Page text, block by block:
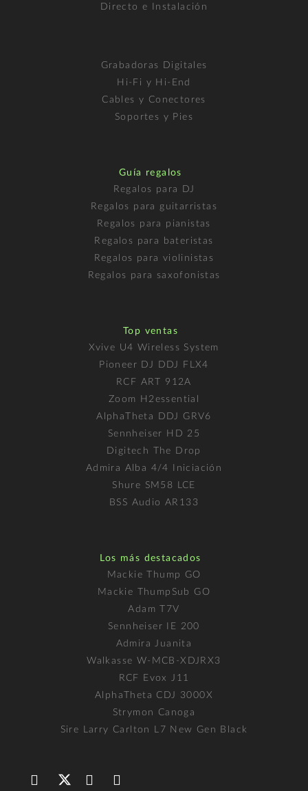
Directo e Instalación
Grabadoras Digitales
Hi-Fi y Hi-End
Cables y Conectores
Soportes y Pies
Guía regalos
Regalos para DJ
Regalos para guitarristas
Regalos para pianistas
Regalos para bateristas
Regalos para violinistas
Regalos para saxofonistas
Top ventas
Xvive U4 Wireless System
Pioneer DJ DDJ FLX4
RCF ART 912A
Zoom H2essential
AlphaTheta DDJ GRV6
Sennheiser HD 25
Digitech The Drop
Admira Alba 4/4 Iniciación
Shure SM58 LCE
BSS Audio AR133
Los más destacados
Mackie Thump GO
Mackie ThumpSub GO
Adam T7V
Sennheiser IE 200
Admira Juanita
Walkasse W-MCB-XDJRX3
RCF Evox J11
AlphaTheta CDJ 3000X
Strymon Canoga
Sire Larry Carlton L7 New Gen Black